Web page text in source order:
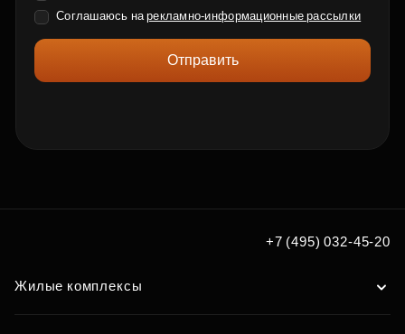
Соглашаюсь нарекламно-информационные рассылки
Отправить
+7 (495) 032-45-20
Жилые комплексы